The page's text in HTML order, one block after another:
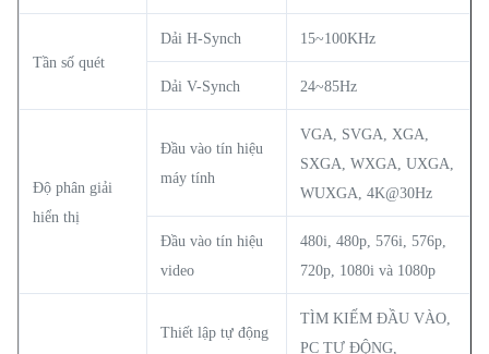
Tần số quét
Dải H-Synch 15~100KHz
Dải V-Synch 24~85Hz
Độ phân giải
hiển thị
Đầu vào tín hiệu
máy tính
VGA, SVGA, XGA,
SXGA, WXGA, UXGA,
WUXGA, 4K@30Hz
Đầu vào tín hiệu
video
480i, 480p, 576i, 576p,
720p, 1080i và 1080p
Thiết lập tự động
TÌM KIẾM ĐẦU VÀO,
PC TỰ ĐỘNG,